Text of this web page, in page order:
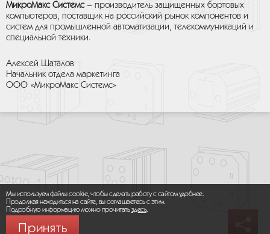
МикроМакс Системс– производитель защищенных бортовых
компьютеров, поставщик на российский рынок компонентов и
систем для промышленной автоматизации, телекоммуникаций и
специальной техники.
Алексей Шаталов
Начальник отдела маркетинга
ООО «МикроМакс Системс»
Мы используем файлы cookie, чтобы сделать работу с сайтом удобнее.
Продолжая находиться на сайте, вы соглашаетесь с этим.
Подробную информацию можно прочитатьздесь.
Принять